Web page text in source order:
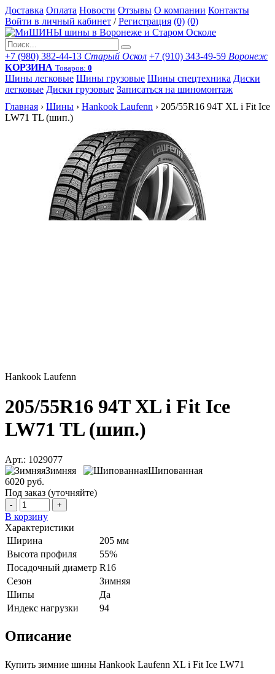
Доставка Оплата Новости Отзывы О компании Контакты
Войти в личный кабинет / Регистрация (0) (0)
+7 (980) 382-44-13 Старый Оскол +7 (910) 343-49-59 Воронеж
КОРЗИНА Товаров: 0
Шины легковые Шины грузовые Шины спецтехника Диски
легковые Диски грузовые Записаться на шиномонтаж
Главная › Шины › Hankook Laufenn › 205/55R16 94T XL i Fit Ice
LW71 TL (шип.)
Hankook Laufenn
205/55R16 94T XL i Fit Ice
LW71 TL (шип.)
Арт.: 1029077
Зимняя
Шипованная
6020 руб.
Под заказ (уточняйте)
- +
В корзину
Характеристики
Ширина
205 мм
Высота профиля
55%
Посадочный диаметр R16
Сезон
Зимняя
Шипы
Да
Индекс нагрузки
94
Описание
Купить зимние шины Hankook Laufenn XL i Fit Ice LW71